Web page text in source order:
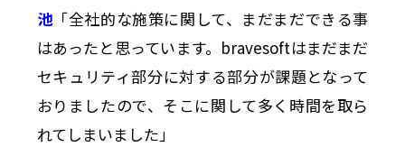
池「全社的な施策に関して、まだまだできる事
はあったと思っています。bravesoftはまだまだ
セキュリティ部分に対する部分が課題となって
おりましたので、そこに関して多く時間を取ら
れてしまいました」